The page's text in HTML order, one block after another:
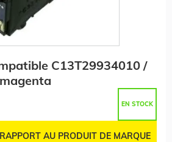
C13T29934010 /
EN STOCK
AU PRODUIT DE MARQUE